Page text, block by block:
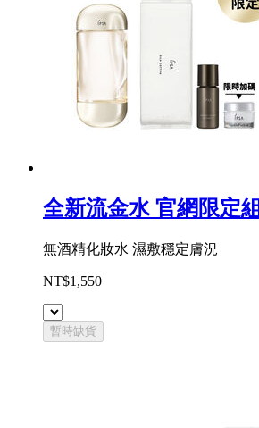
全新流金水 官網限定組
無酒精化妝水 濕敷穩定膚況
NT$1,550
暫時缺貨